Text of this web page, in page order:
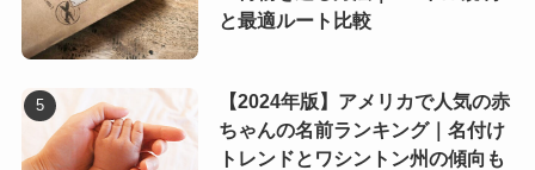
と最適ルート比較
【2024年版】アメリカで人気の赤
ちゃんの名前ランキング｜名付け
トレンドとワシントン州の傾向も